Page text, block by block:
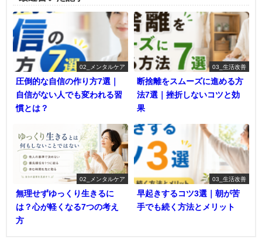
02_メンタルケア
圧倒的な自信の作り方7選｜
自信がない人でも変われる習
慣とは？
03_生活改善
断捨離をスムーズに進める方
法7選｜挫折しないコツと効
果
02_メンタルケア
無理せずゆっくり生きるに
は？心が軽くなる7つの考え
方
03_生活改善
早起きするコツ3選｜朝が苦
手でも続く方法とメリット